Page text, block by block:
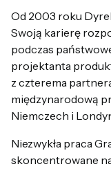
Od 2003 roku
Swoją karierę
podczas
projektanta
z czterema
międzynarodową
Niemczech i
Niezwykła praca
skoncentrowane